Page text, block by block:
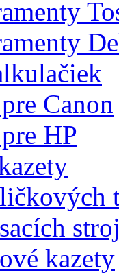
Canon
HP
kazety